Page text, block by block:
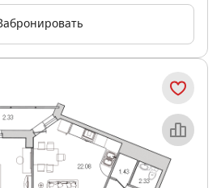
Объект месяца